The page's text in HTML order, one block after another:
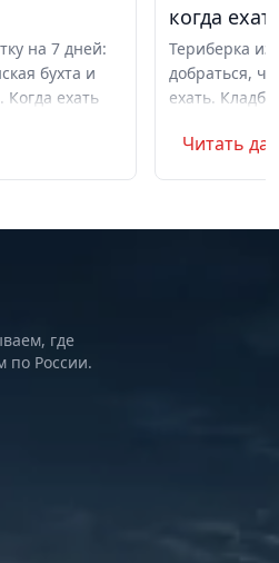
на 7 дней:
бухта и
ехать
когда
Териберка
добраться,
ехать.
Маршрут на
Читать
где
по России.